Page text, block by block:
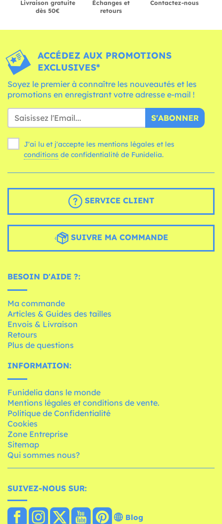
Livraison gratuite
dès 50€
Échanges et
retours
Contactez-nous
ACCÉDEZ AUX PROMOTIONS
EXCLUSIVES*
Soyez le premier à connaître les nouveautés et les
promotions en enregistrant votre adresse e-mail !
S'ABONNER
J'ai lu et j'accepte les mentions légales et les
conditions de confidentialité de Funidelia.
SERVICE CLIENT
SUIVRE MA COMMANDE
BESOIN D'AIDE ?:
Ma commande
Articles & Guides des tailles
Envois & Livraison
Retours
Plus de questions
INFORMATION:
Funidelia dans le monde
Mentions légales et conditions de vente.
Politique de Confidentialité
Cookies
Zone Entreprise
Sitemap
Qui sommes nous?
SUIVEZ-NOUS SUR:
Blog